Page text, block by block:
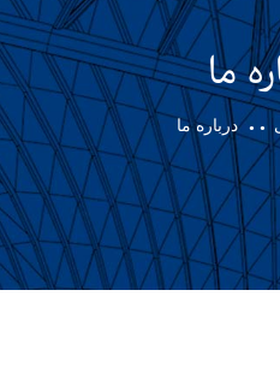
ما
درباره ما